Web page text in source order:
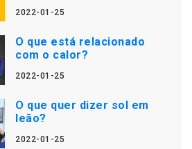
2022-01-25
O que está relacionado
com o calor?
2022-01-25
O que quer dizer sol em
leão?
2022-01-25